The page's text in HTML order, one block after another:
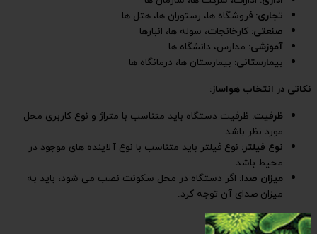
متراژ و نوع کاربری محل
نوع آلاینده های موجود در
نصب می شود، باید به